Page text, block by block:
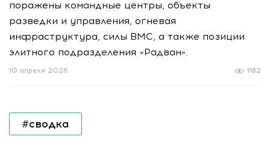
поражены командные центры, объекты
разведки и управления, огневая
инфраструктура, силы ВМС, а также позиции
элитного подразделения «Радван».
1182
10 апреля 2026
#сводка